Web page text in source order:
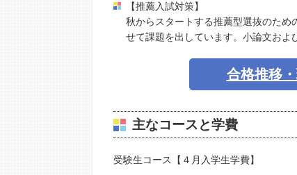
【推薦入試対策】
秋からスタートする推薦型選抜のため
せて課題を出しています。小論文およ
合格推移
主なコースと学費
受験生コース【４月入学生学費】